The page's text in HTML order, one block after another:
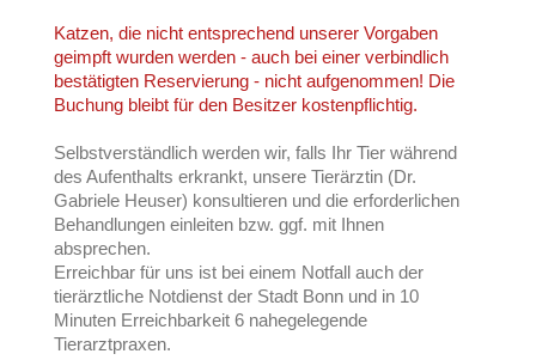
Katzen, die nicht entsprechend unserer Vorgaben
geimpft wurden werden - auch bei einer verbindlich
bestätigten Reservierung - nicht aufgenommen! Die
Buchung bleibt für den Besitzer kostenpflichtig.
Selbstverständlich werden wir, falls Ihr Tier während
des Aufenthalts erkrankt, unsere Tierärztin (Dr.
Gabriele Heuser) konsultieren und die erforderlichen
Behandlungen einleiten bzw. ggf. mit Ihnen
absprechen.
Erreichbar für uns ist bei einem Notfall auch der
tierärztliche Notdienst der Stadt Bonn und in 10
Minuten Erreichbarkeit 6 nahegelegende
Tierarztpraxen.